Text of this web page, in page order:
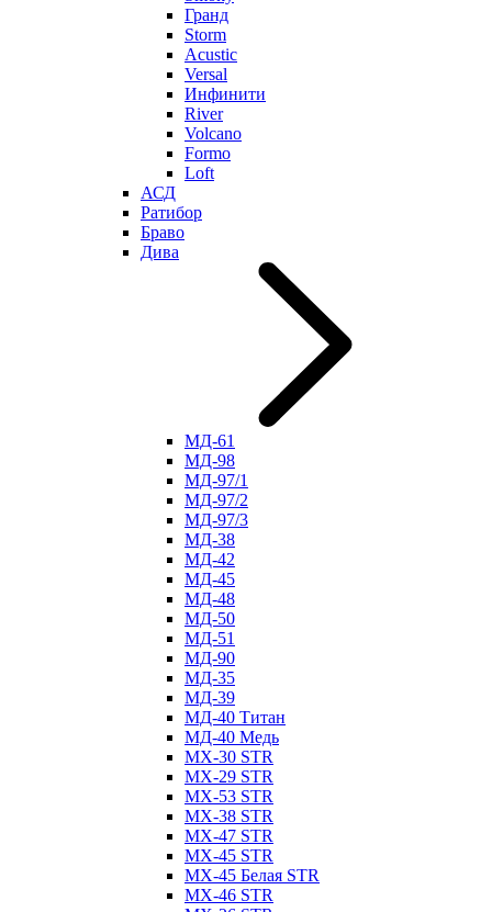
Гранд
Storm
Acustic
Versal
Инфинити
River
Volcano
Formo
Loft
АСД
Ратибор
Браво
Дива
МД-61
МД-98
МД-97/1
МД-97/2
МД-97/3
МД-38
МД-42
МД-45
МД-48
МД-50
МД-51
МД-90
МД-35
МД-39
МД-40 Титан
МД-40 Медь
МХ-30 STR
МХ-29 STR
МХ-53 STR
МХ-38 STR
МХ-47 STR
МХ-45 STR
МХ-45 Белая STR
МХ-46 STR